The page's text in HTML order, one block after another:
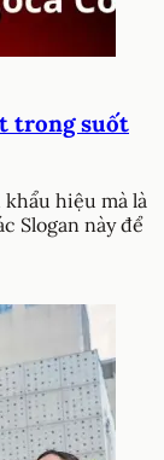
trong suốt
khẩu hiệu mà là
Slogan này để